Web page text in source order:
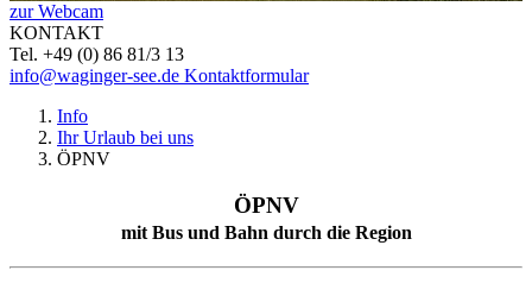
zur Webcam
KONTAKT
Tel. +49 (0) 86 81/3 13
info@waginger-see.de Kontaktformular
Info
Ihr Urlaub bei uns
ÖPNV
ÖPNV
mit Bus und Bahn durch die Region